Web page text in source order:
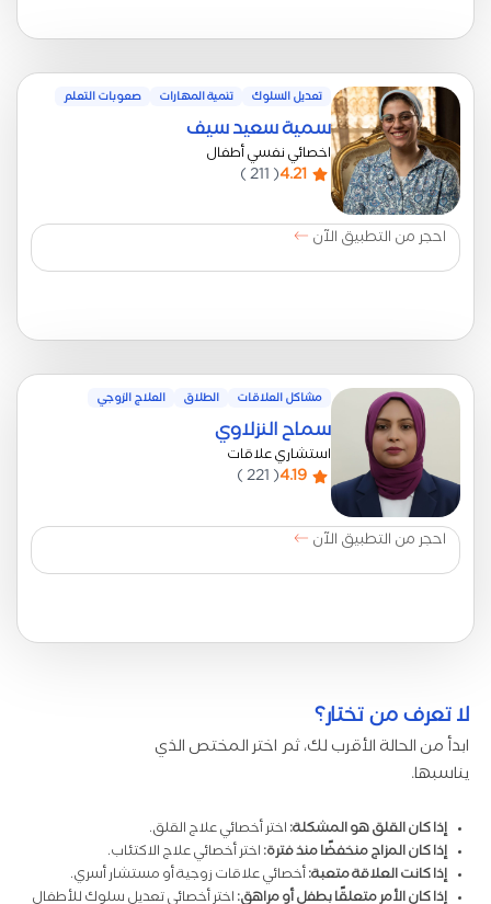
تعديل السلوك تنمية المهارات صعوبات التعلم
سمية سعيد سيف
اخصائي نفسي أطفال
4.21
( 211 )
احجر من التطبيق الآن
مشاكل العلاقات الطلاق العلاج الزوجي
سماح النزلاوي
استشاري علاقات
4.19
( 221 )
احجر من التطبيق الآن
لا تعرف من تختار؟
ابدأ من الحالة الأقرب لك، ثم اختر المختص الذي
يناسبها.
إذا كان القلق هو المشكلة: اختر أخصائي علاج القلق.
إذا كان المزاج منخفضًا منذ فترة: اختر أخصائي علاج الاكتئاب.
إذا كانت العلاقة متعبة: أخصائي علاقات زوجية أو مستشار أسري.
إذا كان الأمر متعلقًا بطفل أو مراهق: اختر أخصائي تعديل سلوك للأطفال